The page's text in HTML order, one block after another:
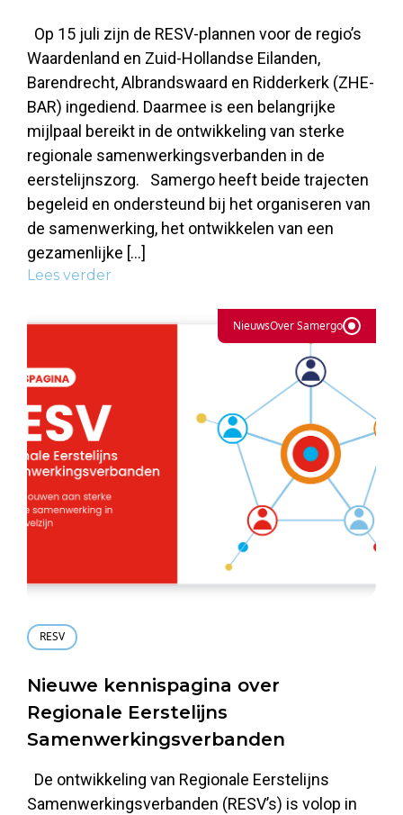
Op 15 juli zijn de RESV-plannen voor de regio’s
Waardenland en Zuid-Hollandse Eilanden,
Barendrecht, Albrandswaard en Ridderkerk (ZHE-
BAR) ingediend. Daarmee is een belangrijke
mijlpaal bereikt in de ontwikkeling van sterke
regionale samenwerkingsverbanden in de
eerstelijnszorg. Samergo heeft beide trajecten
begeleid en ondersteund bij het organiseren van
de samenwerking, het ontwikkelen van een
gezamenlijke […]
Lees verder
NieuwsOver Samergo
RESV
Nieuwe kennispagina over
Regionale Eerstelijns
Samenwerkingsverbanden
De ontwikkeling van Regionale Eerstelijns
Samenwerkingsverbanden (RESV’s) is volop in